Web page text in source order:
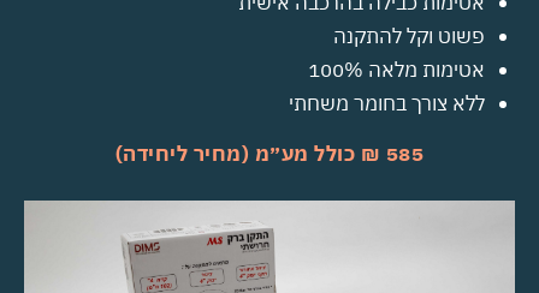
פשוט וקל להתקנה
אטימות מלאה 100%
ללא צורך בחומר משחתי
585 ₪ כולל מע״מ (מחיר ליחידה)